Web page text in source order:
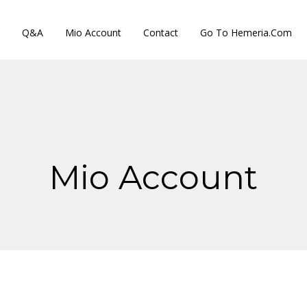
Q&A Mio Account Contact Go To Hemeria.com
Mio Account